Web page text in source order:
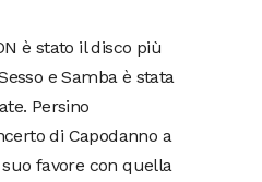
è stato il disco più
e Samba è stata
Persino
di Capodanno a
favore con quella